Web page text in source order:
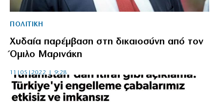
ΠΟΛΙΤΙΚΗ
Χυδαία παρέμβαση στη δικαιοσύνη από τον
Όμιλο Μαρινάκη
11|05|2022 | 9:28